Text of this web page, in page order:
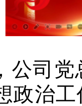
公司
政治工